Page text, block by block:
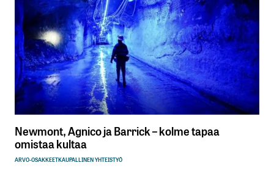
Newmont, Agnico ja Barrick – kolme tapaa
omistaa kultaa
ARVO-OSAKKEETKAUPALLINEN YHTEISTYÖ